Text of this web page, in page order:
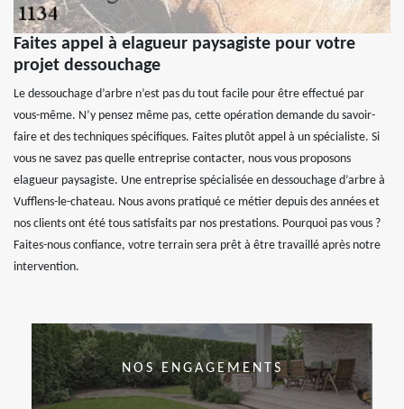
Faites appel à elagueur paysagiste pour votre
projet dessouchage
Le dessouchage d’arbre n’est pas du tout facile pour être effectué par
vous-même. N’y pensez même pas, cette opération demande du savoir-
faire et des techniques spécifiques. Faites plutôt appel à un spécialiste. Si
vous ne savez pas quelle entreprise contacter, nous vous proposons
elagueur paysagiste. Une entreprise spécialisée en dessouchage d’arbre à
Vufflens-le-chateau. Nous avons pratiqué ce métier depuis des années et
nos clients ont été tous satisfaits par nos prestations. Pourquoi pas vous ?
Faites-nous confiance, votre terrain sera prêt à être travaillé après notre
intervention.
NOS ENGAGEMENTS